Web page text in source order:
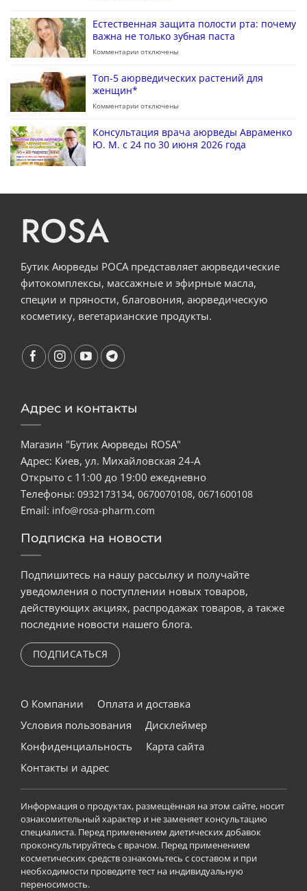
Естественная защита полости рта: почему
важна не только зубная паста
Комментарии отключены
Топ-5 аюрведических растений для
женщин*
Комментарии отключены
Консультация врача аюрведы Авраменко
Ю. М. с 24 по 30 июня 2026 года
ROSA
Бутик Аюрведы РОСА представляет аюрведические
фитокомплексы, массажные и эфирные масла,
специи и пряности, благовония, аюрведическую
косметику, вегетарианские продукты.
Адрес и контакты
Магазин "Бутик Аюрведы ROSA"
Адрес: Киев, ул. Михайловская 24-А
Открыто с 11:00 до 19:00 ежедневно
Телефоны: 0932173134, 0670070108, 0671600108
Email: info@rosa-pharm.com
Подписка на новости
Подпишитесь на нашу рассылку и получайте
уведомления о поступлении новых товаров,
действующих акциях, распродажах товаров, а также
последние новости нашего блога.
ПОДПИСАТЬСЯ
О Компании
Оплата и доставка
Условия пользования
Дисклеймер
Конфиденциальность
Карта сайта
Контакты и адрес
Информация о продуктах, размещённая на этом сайте, носит
ознакомительный характер и не заменяет консультацию
специалиста. Перед применением диетических добавок
проконсультируйтесь с врачом. Перед применением
косметических средств ознакомьтесь с составом и при
необходимости проведите тест на индивидуальную
переносимость.